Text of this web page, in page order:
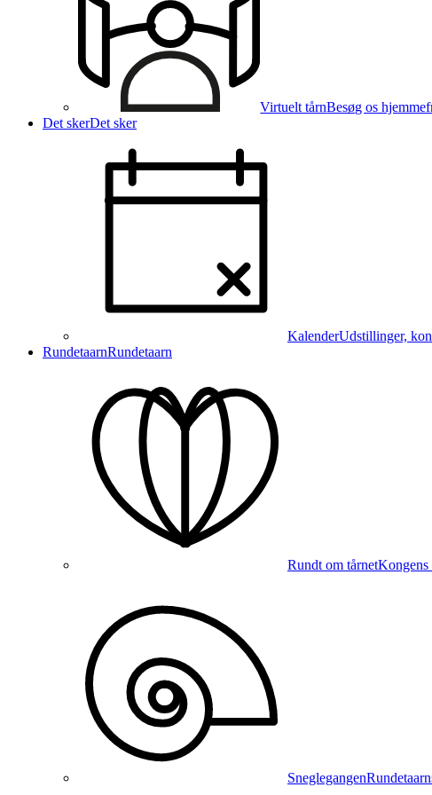
Virtuelt tårnBesøg os
Det skerDet sker
KalenderUdstillinger,
RundetaarnRundetaarn
Rundt om tårnetKongens
Sneglegangen